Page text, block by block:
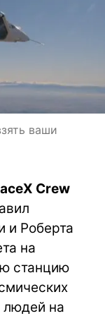
ваши
Crew
и Роберта
на
станцию
людей на